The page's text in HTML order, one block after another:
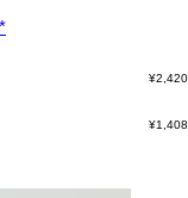
¥2,420
¥1,408